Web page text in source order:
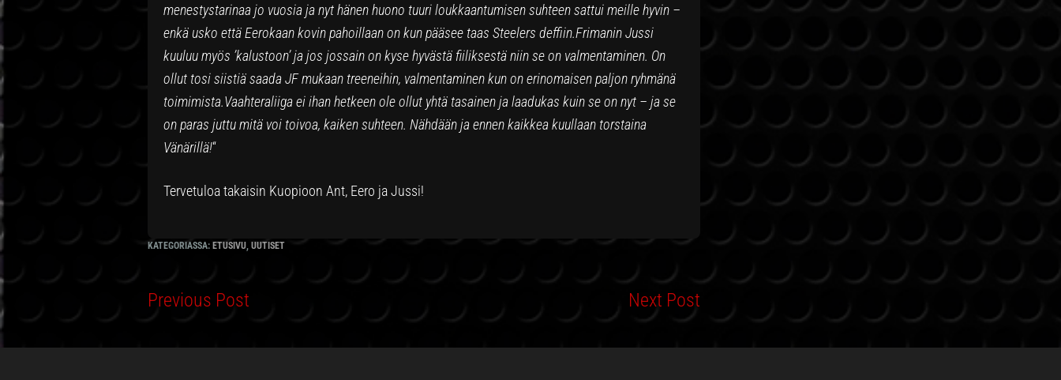
menestystarinaa jo vuosia ja nyt hänen huono tuuri loukkaantumisen suhteen sattui meille hyvin –
enkä usko että Eerokaan kovin pahoillaan on kun pääsee taas Steelers deffiin.Frimanin Jussi
kuuluu myös ’kalustoon’ ja jos jossain on kyse hyvästä fiiliksestä niin se on valmentaminen. On
ollut tosi siistiä saada JF mukaan treeneihin, valmentaminen kun on erinomaisen paljon ryhmänä
toimimista.Vaahteraliiga ei ihan hetkeen ole ollut yhtä tasainen ja laadukas kuin se on nyt – ja se
on paras juttu mitä voi toivoa, kaiken suhteen. Nähdään ja ennen kaikkea kuullaan torstaina
Vänärillä!“
Tervetuloa takaisin Kuopioon Ant, Eero ja Jussi!
KATEGORIASSA: ETUSIVU UUTISET
Previous Post Next Post